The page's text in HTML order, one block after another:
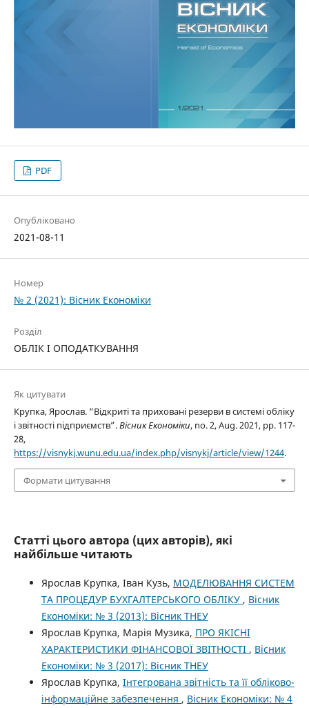
PDF
Опубліковано
2021-08-11
Номер
№ 2 (2021): Вісник Економіки
Розділ
ОБЛІК І ОПОДАТКУВАННЯ
Як цитувати
Крупка, Ярослав. “Відкриті та приховані резерви в системі обліку
і звітності підприємств”.Вісник Економіки, no. 2, Aug. 2021, pp. 117-
28,
https://visnykj.wunu.edu.ua/index.php/visnykj/article/view/1244.
Формати цитування
Статті цього автора (цих авторів), які
найбільше читають
Ярослав Крупка, Іван Кузь, МОДЕЛЮВАННЯ СИСТЕМ
ТА ПРОЦЕДУР БУХГАЛТЕРСЬКОГО ОБЛІКУ , Вісник
Економіки: № 3 (2013): Вісник ТНЕУ
Ярослав Крупка, Марія Музика, ПРО ЯКІСНІ
ХАРАКТЕРИСТИКИ ФІНАНСОВОЇ ЗВІТНОСТІ , Вісник
Економіки: № 3 (2017): Вісник ТНЕУ
Ярослав Крупка, Інтегрована звітність та її обліково-
інформаційне забезпечення , Вісник Економіки: № 4